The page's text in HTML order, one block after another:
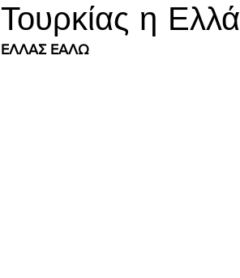
Τουρκίας η
ΕΛΛΑΣ ΕΑΛΩ